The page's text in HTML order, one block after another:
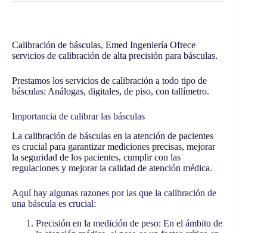
Calibración de básculas, Emed Ingeniería Ofrece
servicios de calibración de alta precisión para básculas.
Prestamos los servicios de calibración a todo tipo de
básculas: Análogas, digitales, de piso, con tallímetro.
Importancia de calibrar las básculas
La calibración de básculas en la atención de pacientes
es crucial para garantizar mediciones precisas, mejorar
la seguridad de los pacientes, cumplir con las
regulaciones y mejorar la calidad de atención médica.
Aquí hay algunas razones por las que la calibración de
una báscula es crucial:
Precisión en la medición de peso: En el ámbito de